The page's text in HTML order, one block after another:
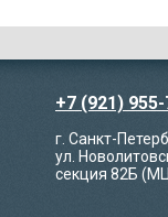
+7 (921)
г. Санкт-
ул.
секция 82Б